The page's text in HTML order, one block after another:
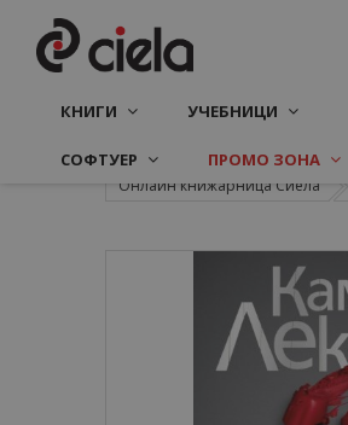
КНИГИ УЧЕБНИЦИ
СОФТУЕР ПРОМО ЗОНА
Онлайн книжарница Сиела